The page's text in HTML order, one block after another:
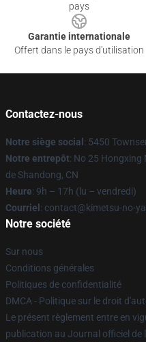
pays
Garantie internationale
Offert dans le pays d'utilisation
Contactez-nous
Notre siège social : 5450
Notre entrepôt: No 25 Hongxing
de Shandong, CN
Heure: 9h – 17h (lu – vendredi)
Courriel : contact@kimetsu-no-
Notre société
Sur nous
Conditions générales
Politiques de confidentialité
DMCA - Politique sur le droit
Le présent règlement entre en
publication au Journal officiel de